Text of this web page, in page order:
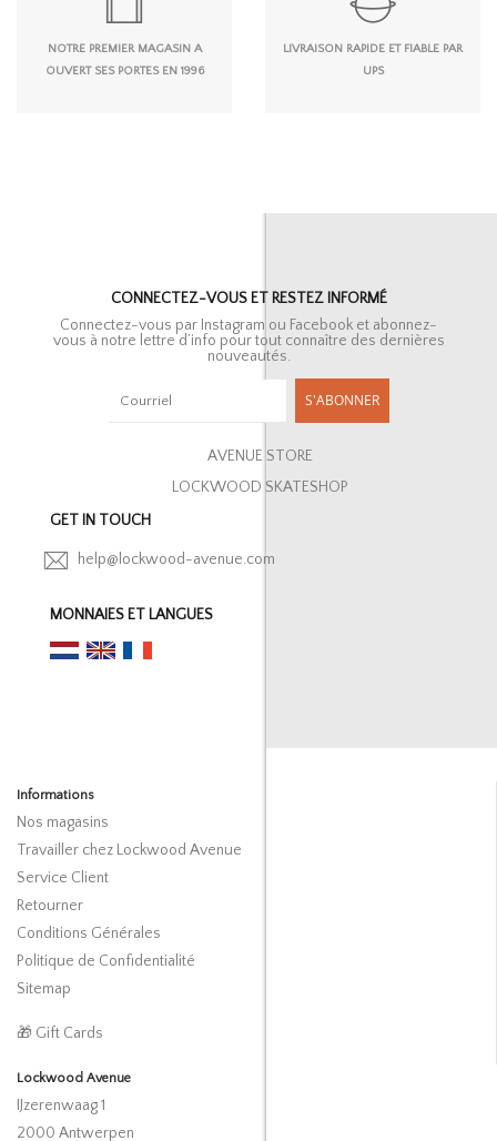
NOTRE PREMIER MAGASIN A
OUVERT SES PORTES EN 1996
LIVRAISON RAPIDE ET FIABLE PAR
UPS
CONNECTEZ-VOUS ET RESTEZ INFORMÉ
Connectez-vous par Instagram ou Facebook et abonnez-
vous à notre lettre d’info pour tout connaître des dernières
nouveautés.
S'ABONNER
AVENUE STORE
LOCKWOOD SKATESHOP
GET IN TOUCH
help@lockwood-avenue.com
MONNAIES ET LANGUES
Informations
Nos magasins
Travailler chez Lockwood Avenue
Service Client
Retourner
Conditions Générales
Politique de Confidentialité
Sitemap
🎁 Gift Cards
Lockwood Avenue
IJzerenwaag 1
2000 Antwerpen